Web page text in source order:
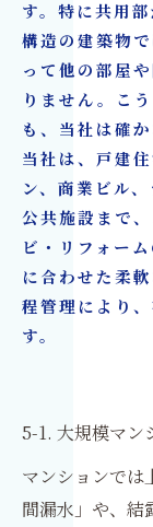
す。特に共用
構造の建築物
って他の部屋
りません。こ
も、当社は確
当社は、戸建
ン、商業ビル
公共施設まで
ビ・リフォー
に合わせた柔
程管理により
す。
5-1. 大規模マン
マンションでは
間漏水」や、結